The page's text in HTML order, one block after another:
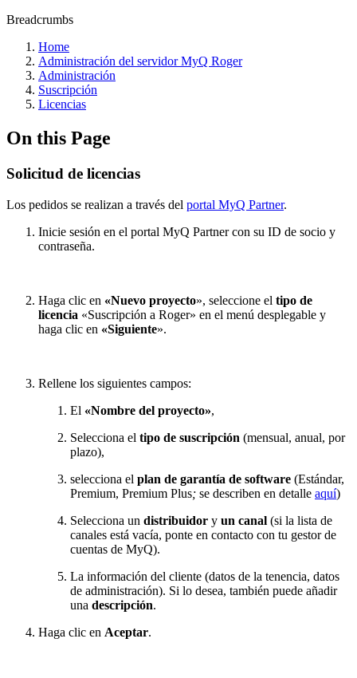
Breadcrumbs
Home
Administración del servidor MyQ Roger
Administración
Suscripción
Licencias
On this Page
Solicitud de licencias
Los pedidos se realizan a través del portal MyQ Partner.
Inicie sesión en el portal MyQ Partner con su ID de socio y
contraseña.
Haga clic en «Nuevo proyecto», seleccione el tipo de
licencia «Suscripción a Roger» en el menú desplegable y
haga clic en «Siguiente».
Rellene los siguientes campos:
El «Nombre del proyecto»,
Selecciona el tipo de suscripción (mensual, anual, por
plazo),
selecciona el plan de garantía de software (Estándar,
Premium, Premium Plus; se describen en detalle aquí)
Selecciona un distribuidor y un canal (si la lista de
canales está vacía, ponte en contacto con tu gestor de
cuentas de MyQ).
La información del cliente (datos de la tenencia, datos
de administración). Si lo desea, también puede añadir
una descripción.
Haga clic en Aceptar.